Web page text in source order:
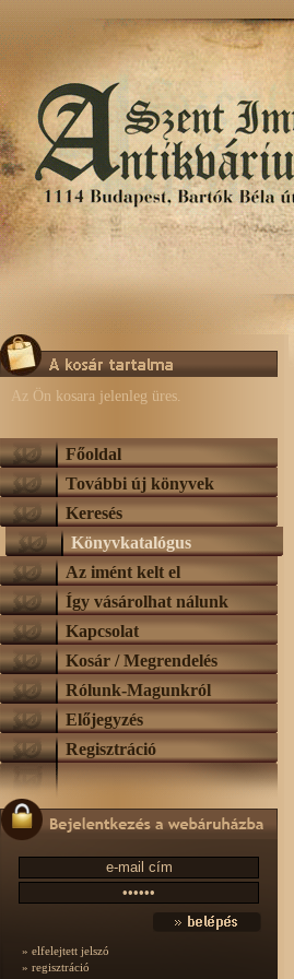
Az Ön kosara jelenleg üres.
Főoldal
További új könyvek
Keresés
Könyvkatalógus
Az imént kelt el
Így vásárolhat nálunk
Kapcsolat
Kosár / Megrendelés
Rólunk-Magunkról
Előjegyzés
Regisztráció
» elfelejtett jelszó
» regisztráció